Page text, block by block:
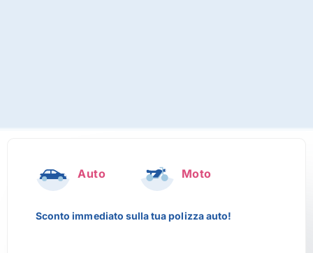
Auto Moto
Sconto immediato sulla tua polizza auto!